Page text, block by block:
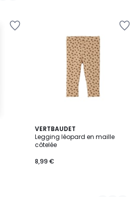
VERTBAUDET
Legging léopard en maille
côtelée
8,99 €
2
Couleurs